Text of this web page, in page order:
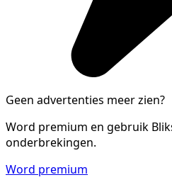
Geen advertenties meer zien?
Word premium en gebruik
onderbrekingen.
Word premium